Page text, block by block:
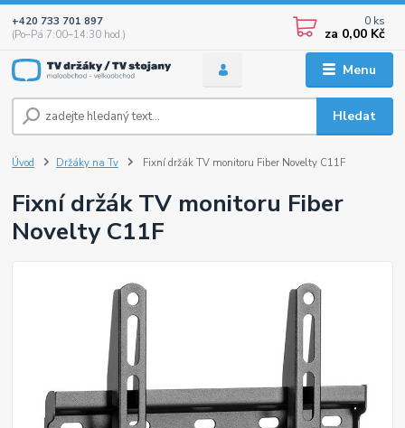
Menu
Hledat
+420 733 701 897
(Po–Pá 7:00–14:30 hod.)
0 ks
za 0,00 Kč
Úvod Držáky na Tv Fixní držák TV monitoru Fiber Novelty C11F
Fixní držák TV monitoru Fiber
Novelty C11F